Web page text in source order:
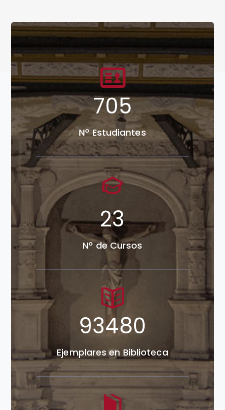
913
Nº Estudiantes
30
Nº de Cursos
120974
Ejemplares en Biblioteca